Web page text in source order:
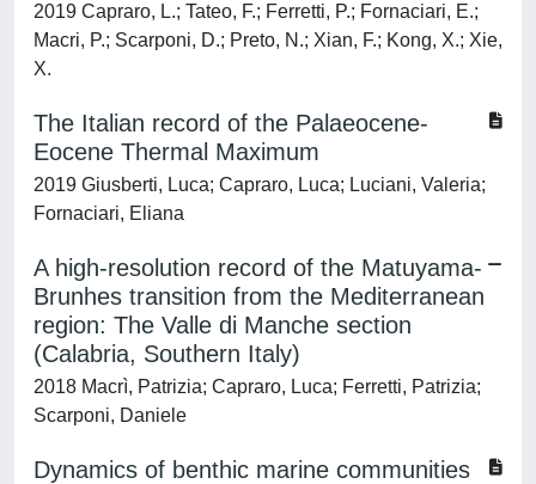
2019 Capraro, L.; Tateo, F.; Ferretti, P.; Fornaciari, E.;
Macri, P.; Scarponi, D.; Preto, N.; Xian, F.; Kong, X.; Xie,
X.
The Italian record of the Palaeocene-
Eocene Thermal Maximum
2019 Giusberti, Luca; Capraro, Luca; Luciani, Valeria;
Fornaciari, Eliana
A high-resolution record of the Matuyama-
Brunhes transition from the Mediterranean
region: The Valle di Manche section
(Calabria, Southern Italy)
2018 Macrì, Patrizia; Capraro, Luca; Ferretti, Patrizia;
Scarponi, Daniele
Dynamics of benthic marine communities